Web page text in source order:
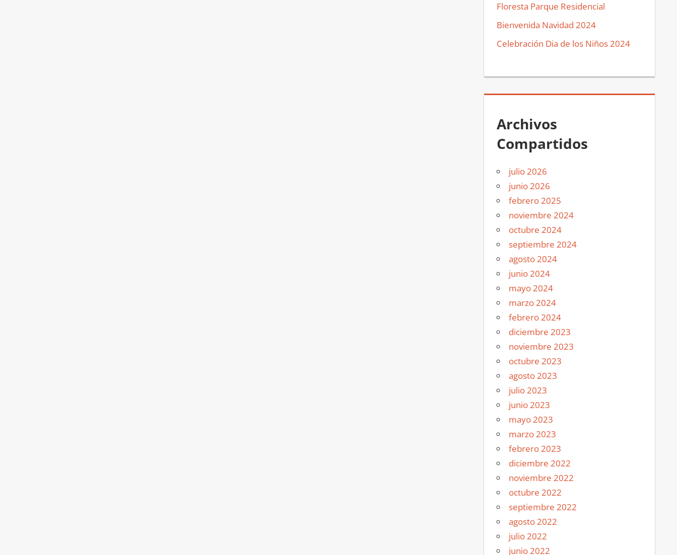
Floresta Parque Residencial
Bienvenida Navidad 2024
Celebración Dia de los Niños 2024
Archivos
Compartidos
julio 2026
junio 2026
febrero 2025
noviembre 2024
octubre 2024
septiembre 2024
agosto 2024
junio 2024
mayo 2024
marzo 2024
febrero 2024
diciembre 2023
noviembre 2023
octubre 2023
agosto 2023
julio 2023
junio 2023
mayo 2023
marzo 2023
febrero 2023
diciembre 2022
noviembre 2022
octubre 2022
septiembre 2022
agosto 2022
julio 2022
junio 2022